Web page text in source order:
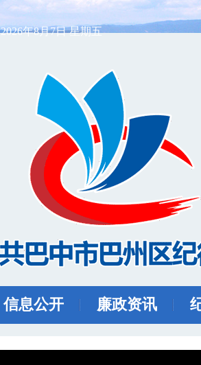
2026年8月7日 星期五
信息公开 廉政资讯